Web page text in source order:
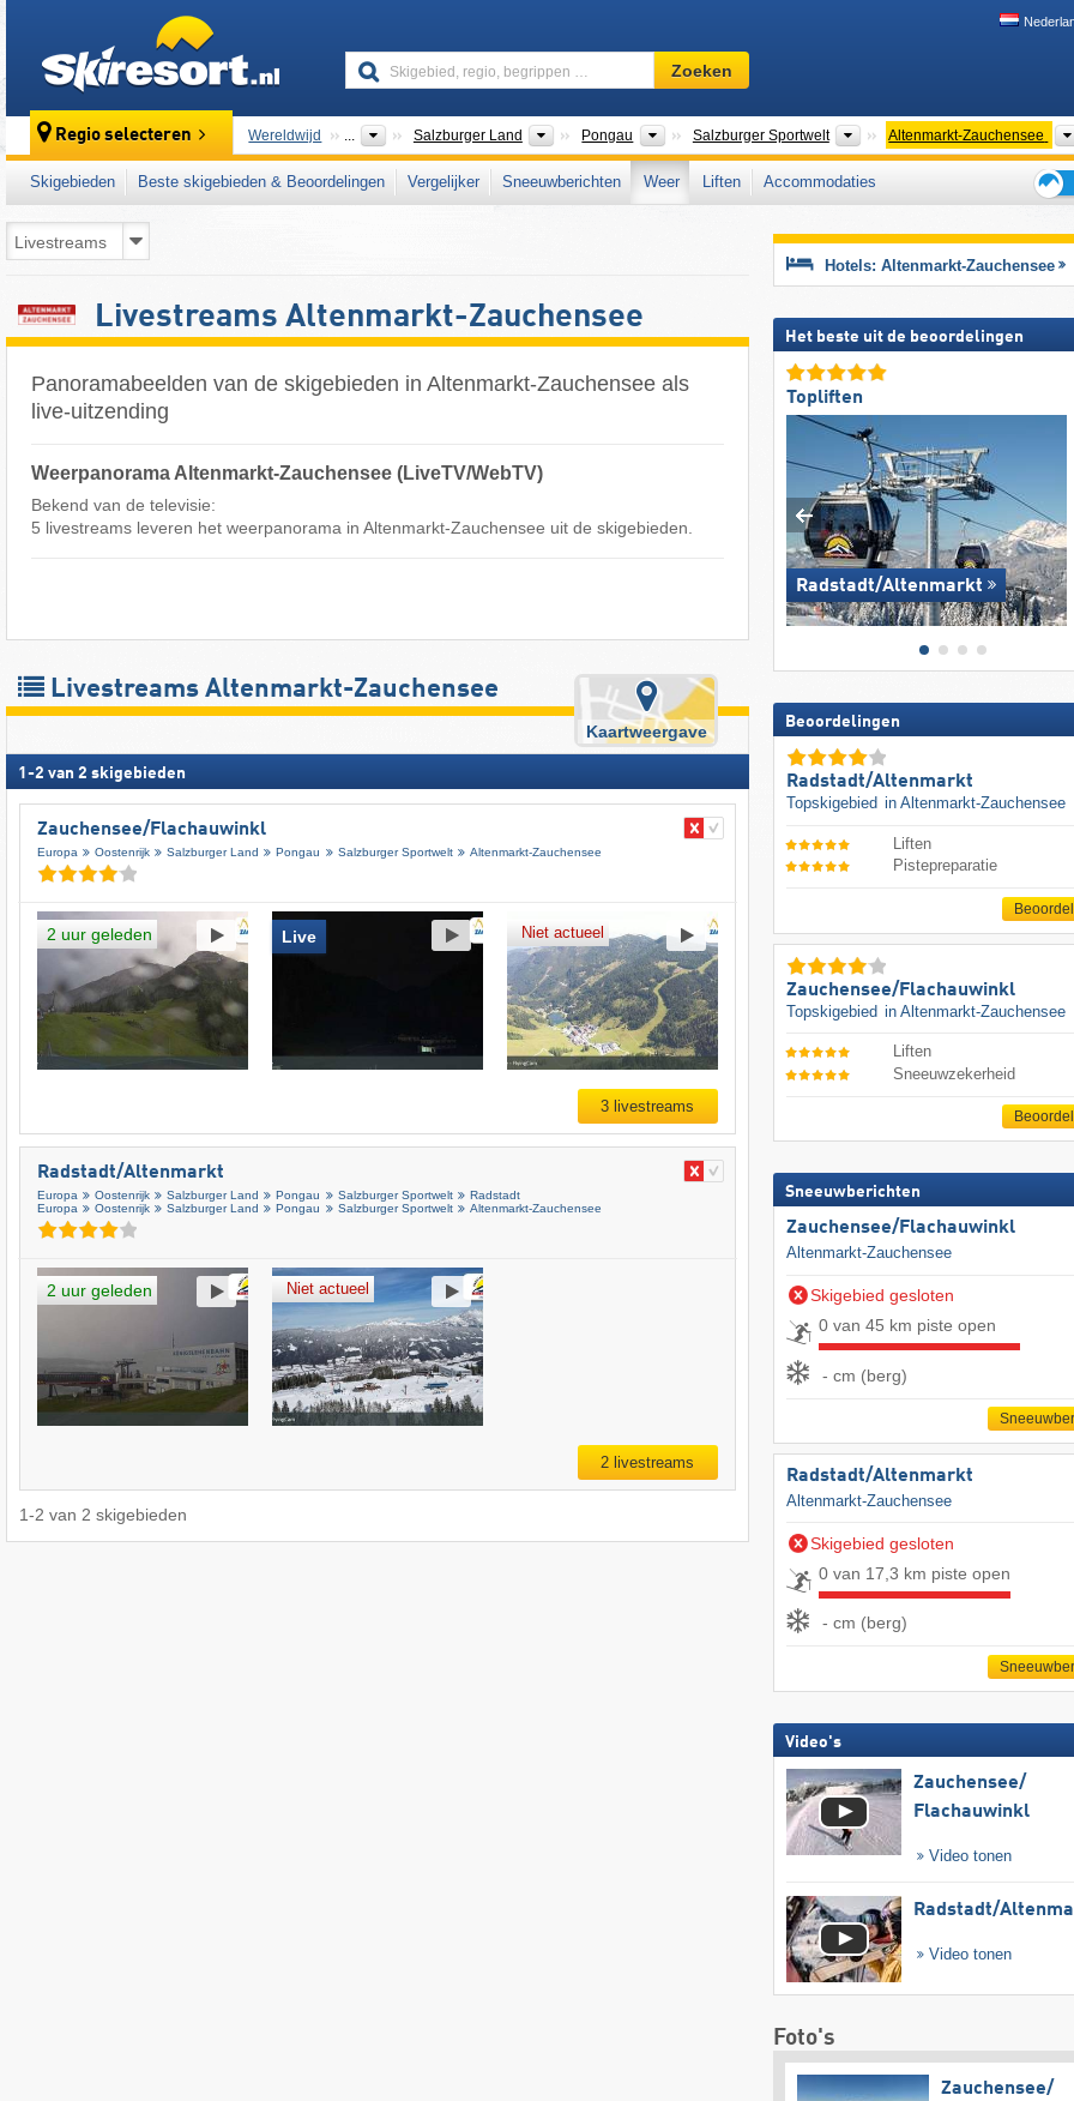
Skigebied,
regio,
…
Zoeken
Regio selecteren Wereldwijd ... Salzburger Land Bondsstaten
Pongau Gouwen
Salzburger Sportwelt Toerismeregio's
Altenmarkt-Zauchensee
Skigebieden Beste skigebieden & Beoordelingen Vergelijker Sneeuwberichten Weer Liften
Accommodaties
voor
de
Livestreams Altenmarkt-Zauchensee
Panoramabeelden van de skigebieden in Altenmarkt-Zauchensee als
live-uitzending
Weerpanorama Altenmarkt-Zauchensee (LiveTV/WebTV)
Bekend van de televisie:
5 livestreams leveren het weerpanorama in Altenmarkt-Zauchensee uit de skigebieden.
Livestreams Altenmarkt-Zauchensee
Kaartweergave
1 -2 van 2 skigebieden
Zauchensee/​Flachauwinkl
Europa Oostenrijk Salzburger Land Pongau Salzburger Sportwelt Altenmarkt-Zauchensee
2 uur geleden Live Niet actueel
3 livestreams
Radstadt/​Altenmarkt
Europa Oostenrijk Salzburger Land Pongau Salzburger Sportwelt
Radstadt
Europa
Oostenrijk Salzburger Land Pongau Salzburger Sportwelt Altenmarkt-Zauchensee
2 uur geleden Niet actueel
2 livestreams
1-2 van 2 skigebieden
Hotels: Altenmarkt-Zauchensee
Het beste uit de beoordelingen
Topliften
Radstadt/​Altenmarkt
Beoordelingen
Radstadt/​Altenmarkt
Topskigebied in Altenmarkt-Zauchensee
Liften
Pistepreparatie
Zauchensee/​Flachauwinkl
Topskigebied in Altenmarkt-Zauchensee
Liften
Sneeuwzekerheid
Sneeuwberichten
Zauchensee/​Flachauwinkl
Altenmarkt-Zauchensee
Skigebied gesloten
0 van 45 km piste open
- cm (berg)
Radstadt/​Altenmarkt
Altenmarkt-Zauchensee
Skigebied gesloten
0 van 17,3 km piste open
- cm (berg)
Video's
Zauchensee/​
Flachauwinkl
Video tonen
Radstadt/​
Video tonen
Foto's
Zauchensee/​